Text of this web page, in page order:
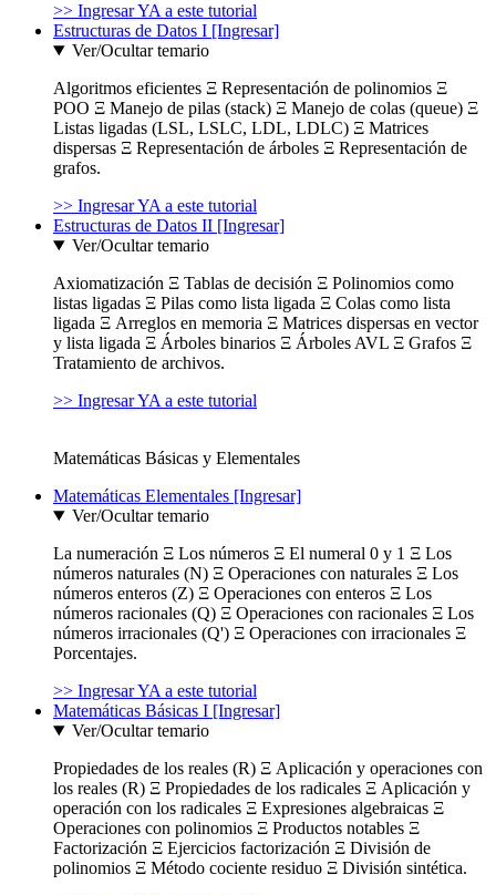
>> Ingresar YA a este tutorial
Estructuras de Datos I [Ingresar]
Ver/Ocultar temario
Algoritmos eficientes Ξ Representación de polinomios Ξ
POO Ξ Manejo de pilas (stack) Ξ Manejo de colas (queue) Ξ
Listas ligadas (LSL, LSLC, LDL, LDLC) Ξ Matrices
dispersas Ξ Representación de árboles Ξ Representación de
grafos.
>> Ingresar YA a este tutorial
Estructuras de Datos II [Ingresar]
Ver/Ocultar temario
Axiomatización Ξ Tablas de decisión Ξ Polinomios como
listas ligadas Ξ Pilas como lista ligada Ξ Colas como lista
ligada Ξ Arreglos en memoria Ξ Matrices dispersas en vector
y lista ligada Ξ Árboles binarios Ξ Árboles AVL Ξ Grafos Ξ
Tratamiento de archivos.
>> Ingresar YA a este tutorial
Matemáticas Básicas y Elementales
Matemáticas Elementales [Ingresar]
Ver/Ocultar temario
La numeración Ξ Los números Ξ El numeral 0 y 1 Ξ Los
números naturales (N) Ξ Operaciones con naturales Ξ Los
números enteros (Z) Ξ Operaciones con enteros Ξ Los
números racionales (Q) Ξ Operaciones con racionales Ξ Los
números irracionales (Q') Ξ Operaciones con irracionales Ξ
Porcentajes.
>> Ingresar YA a este tutorial
Matemáticas Básicas I [Ingresar]
Ver/Ocultar temario
Propiedades de los reales (R) Ξ Aplicación y operaciones con
los reales (R) Ξ Propiedades de los radicales Ξ Aplicación y
operación con los radicales Ξ Expresiones algebraicas Ξ
Operaciones con polinomios Ξ Productos notables Ξ
Factorización Ξ Ejercicios factorización Ξ División de
polinomios Ξ Método cociente residuo Ξ División sintética.